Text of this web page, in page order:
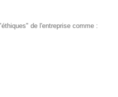
de l'entreprise comme :